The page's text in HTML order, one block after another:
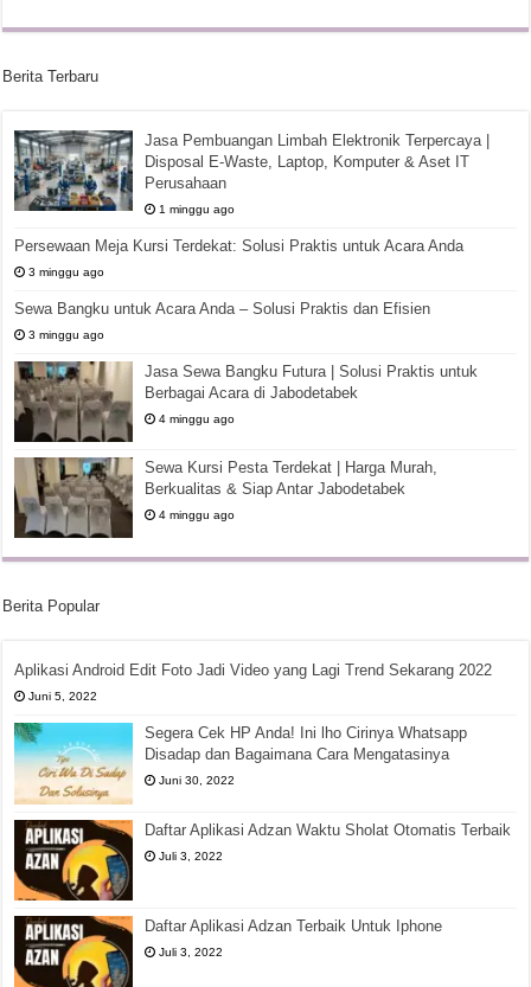
Berita Terbaru
Jasa Pembuangan Limbah Elektronik Terpercaya |
Disposal E-Waste, Laptop, Komputer & Aset IT
Perusahaan
1 minggu ago
Persewaan Meja Kursi Terdekat: Solusi Praktis untuk Acara Anda
3 minggu ago
Sewa Bangku untuk Acara Anda – Solusi Praktis dan Efisien
3 minggu ago
Jasa Sewa Bangku Futura | Solusi Praktis untuk
Berbagai Acara di Jabodetabek
4 minggu ago
Sewa Kursi Pesta Terdekat | Harga Murah,
Berkualitas & Siap Antar Jabodetabek
4 minggu ago
Berita Popular
Aplikasi Android Edit Foto Jadi Video yang Lagi Trend Sekarang 2022
Juni 5, 2022
Segera Cek HP Anda! Ini lho Cirinya Whatsapp
Disadap dan Bagaimana Cara Mengatasinya
Juni 30, 2022
Daftar Aplikasi Adzan Waktu Sholat Otomatis Terbaik
Juli 3, 2022
Daftar Aplikasi Adzan Terbaik Untuk Iphone
Juli 3, 2022